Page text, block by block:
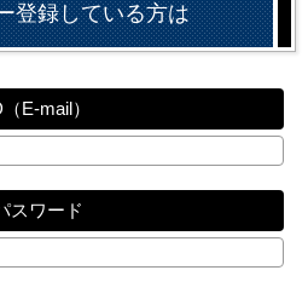
登録している方は
E-mail）
スワード